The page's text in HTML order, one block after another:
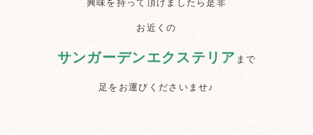
お近くの
サンガーデンエクステリア まで
足をお運びくださいませ♪